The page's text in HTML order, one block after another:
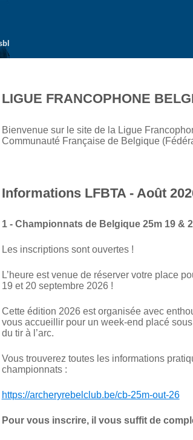
LIGUE FRANCOPHONE
Bienvenue sur le site de la Ligue
Communauté Française de Belgique
Informations LFBTA - Août
1 - Championnats de Belgique 25m 19 &
Les inscriptions sont ouvertes !
L’heure est venue de réserver votre place
19 et 20 septembre 2026 !
Cette édition 2026 est organisée avec
vous accueillir pour un week-end placé
du tir à l’arc.
Vous trouverez toutes les informations
championnats :
https://archeryrebelclub.be/cb-25m-out-26
Pour vous inscrire, il vous suffit de